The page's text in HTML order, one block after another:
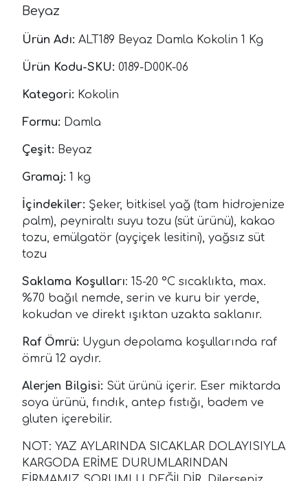
Beyaz
Ürün Adı: ALT189 Beyaz Damla Kokolin 1 Kg
Ürün Kodu-SKU: 0189-D00K-06
Kategori: Kokolin
Formu: Damla
Çeşit: Beyaz
Gramaj: 1 kg
İçindekiler: Şeker, bitkisel yağ (tam hidrojenize
palm), peyniraltı suyu tozu (süt ürünü), kakao
tozu, emülgatör (ayçiçek lesitini), yağsız süt
tozu
Saklama Koşulları: 15-20 °C sıcaklıkta, max.
%70 bağıl nemde, serin ve kuru bir yerde,
kokudan ve direkt ışıktan uzakta saklanır.
Raf Ömrü: Uygun depolama koşullarında raf
ömrü 12 aydır.
Alerjen Bilgisi: Süt ürünü içerir. Eser miktarda
soya ürünü, fındık, antep fıstığı, badem ve
gluten içerebilir.
NOT: YAZ AYLARINDA SICAKLAR DOLAYISIYLA
KARGODA ERİME DURUMLARINDAN